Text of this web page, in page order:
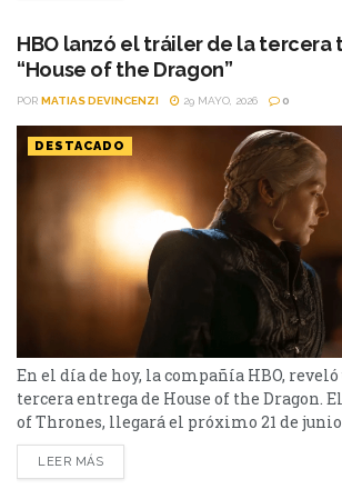
HBO lanzó el tráiler de la tercera
“House of the Dragon”
POR MATIAS DEVINCENZI 29 MAYO, 2026 0
DESTACADO
En el día de hoy, la compañía HBO,
tercera entrega de House of the Dragon.
of Thrones, llegará el próximo 21 de junio
intenso tráiler presentado por HBO en el
nueva temporada de House of the Dragon,
LEER MÁS